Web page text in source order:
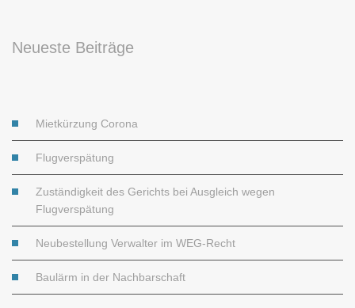
Neueste Beiträge
Mietkürzung Corona
Flugverspätung
Zuständigkeit des Gerichts bei Ausgleich wegen
Flugverspätung
Neubestellung Verwalter im WEG-Recht
Baulärm in der Nachbarschaft